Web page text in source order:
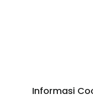
Informasi